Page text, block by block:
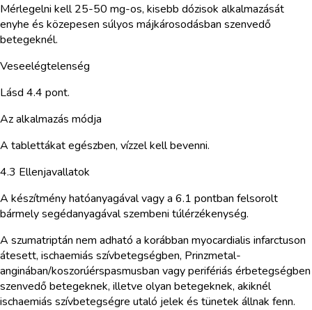
Mérlegelni kell 25-50 mg-os, kisebb dózisok alkalmazását
enyhe és közepesen súlyos májkárosodásban szenvedő
betegeknél.
Veseelégtelenség
Lásd 4.4 pont.
Az alkalmazás módja
A tablettákat egészben, vízzel kell bevenni.
4.3 Ellenjavallatok
A készítmény hatóanyagával vagy a 6.1 pontban felsorolt
bármely segédanyagával szembeni túlérzékenység.
A szumatriptán nem adható a korábban myocardialis infarctuson
átesett, ischaemiás szívbetegségben, Prinzmetal-
anginában/koszorúérspasmusban vagy perifériás érbetegségben
szenvedő betegeknek, illetve olyan betegeknek, akiknél
ischaemiás szívbetegségre utaló jelek és tünetek állnak fenn.